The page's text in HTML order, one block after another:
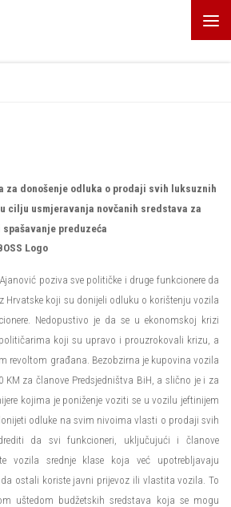
za donošenje odluka o prodaji svih luksuznih
cilju usmjeravanja novčanih sredstava za
preduzeća
Ajanović poziva sve političke i druge funkcionere da
Hrvatske koji su donijeli odluku o korištenju vozila
Nedopustivo je da se u ekonomskoj krizi
koji su upravo i prouzrokovali krizu, a
revoltom građana. Bezobzirna je kupovina vozila
KM za članove Predsjedništva BiH, a slično je i za
kojima je poniženje voziti se u vozilu jeftinijem
odluke na svim nivoima vlasti o prodaji svih
da svi funkcioneri, uključujući i članove
vozila srednje klase koja već upotrebljavaju
ostali koriste javni prijevoz ili vlastita vozila. To
uštedom budžetskih sredstava koja se mogu